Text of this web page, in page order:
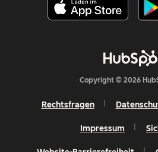
Copyright © 2026
Rechtsfragen
Impressum